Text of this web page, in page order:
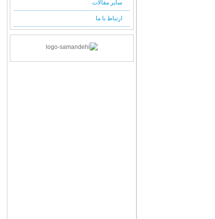
سایر مقالات
ارتباط با ما